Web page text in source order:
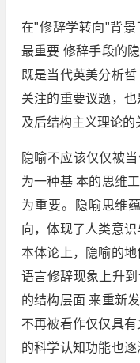
在"修辞学转向"背
最重要 修辞手段的
既是当代英美分析
关注的重要议题，
及后结构主义理论的
隐喻不应该仅仅被
为一种基 本的思维
为重要。隐喻思维
向，体现了人类意
本体论上，隐喻的
语言修辞现象上升
的结构层面 来重新
不再被看作仅仅具
的科学认知功能也